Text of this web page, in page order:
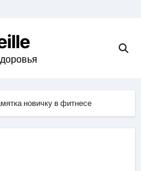
новичку в фитнесе